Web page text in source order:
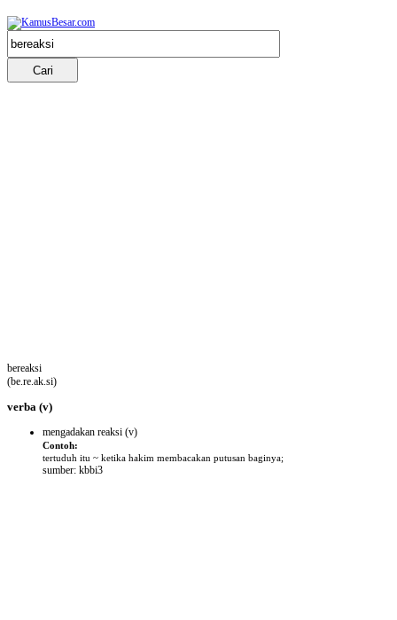
bereaksi
(be.re.ak.si)
verba (v)
mengadakan reaksi (v)
Contoh:
tertuduh itu ~ ketika hakim membacakan putusan baginya;
sumber: kbbi3